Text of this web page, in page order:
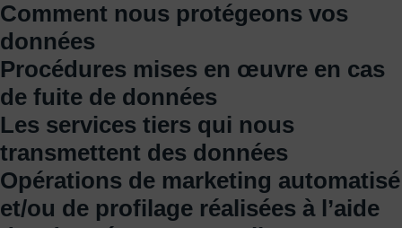
Comment nous protégeons vos
données
Procédures mises en œuvre en cas
de fuite de données
Les services tiers qui nous
transmettent des données
Opérations de marketing automatisé
et/ou de profilage réalisées à l’aide